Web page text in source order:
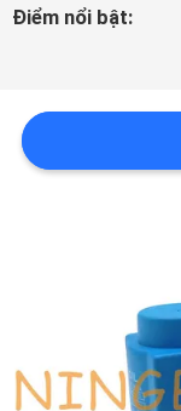
VỚI
CHÚNG
ĐẶT
Điểm nổi bật: